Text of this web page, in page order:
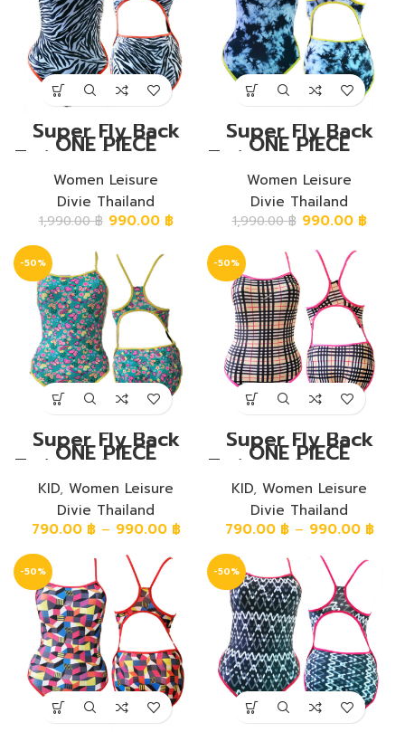
Super Fly Back
ONE PIECE
Training Swimwear
ชุดวันพีชขาเว้าหลัง
ซุปเปอร์ฟลาย ลาย
ม้าลาย
Women Leisure
Divie Thailand
1,990.00฿ 990.00 ฿
Super Fly Back
ONE PIECE
Training Swimwear
ชุดวันพีชขาเว้าหลัง
ซุปเปอร์ฟลาย ลายผ้า
มัดย้อมดำ
Women Leisure
Divie Thailand
1,990.00฿ 990.00 ฿
-50%
Super Fly Back
ONE PIECE
Training Swimwear
ชุดวันพีชขาเว้าหลัง
ซุปเปอร์ฟลาย ลาย
ดอกไม้+ดาว+ผีเสื้อ
KID, Women Leisure
Divie Thailand
790.00 ฿ – 990.00 ฿
-50%
Super Fly Back
ONE PIECE
Training Swimwear
ชุดวันพีชขาเว้าหลัง
ซุปเปอร์ฟลาย ลาย
สก๊อต
KID, Women Leisure
Divie Thailand
790.00 ฿ – 990.00 ฿
-50% -50%